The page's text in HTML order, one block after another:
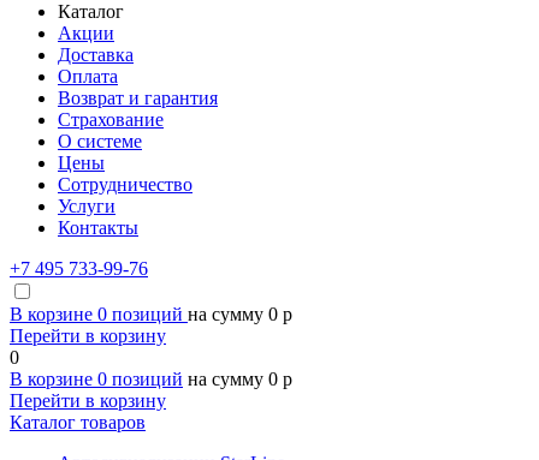
Каталог
Акции
Доставка
Оплата
Возврат и гарантия
Страхование
О системе
Цены
Сотрудничество
Услуги
Контакты
+7 495 733-99-76
В корзине 0 позиций на сумму 0 p
Перейти в корзину
0
В корзине 0 позиций на сумму 0 p
Перейти в корзину
Каталог товаров